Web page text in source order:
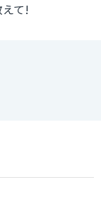
て!